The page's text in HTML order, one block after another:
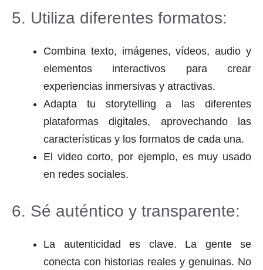
5. Utiliza diferentes formatos:
Combina texto, imágenes, vídeos, audio y
elementos interactivos para crear
experiencias inmersivas y atractivas.
Adapta tu storytelling a las diferentes
plataformas digitales, aprovechando las
características y los formatos de cada una.
El video corto, por ejemplo, es muy usado
en redes sociales.
6. Sé auténtico y transparente:
La autenticidad es clave. La gente se
conecta con historias reales y genuinas. No